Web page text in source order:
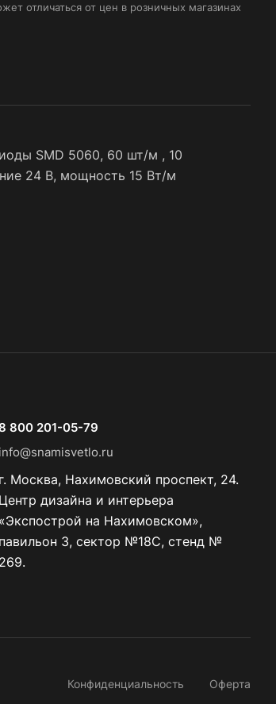
отличаться от цен в розничных магазинах
SMD 5060, 60 шт/м , 10
24 В, мощность 15 Вт/м
800 201-05-79
info@snamisvetlo.ru
г. Москва, Нахимовский проспект, 24.
Центр дизайна и интерьера
«Экспострой на Нахимовском»,
павильон 3, сектор №18С, стенд №
269.
Конфиденциальность Оферта